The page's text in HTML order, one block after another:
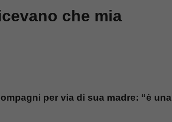
che mia
per via di sua madre: “è una